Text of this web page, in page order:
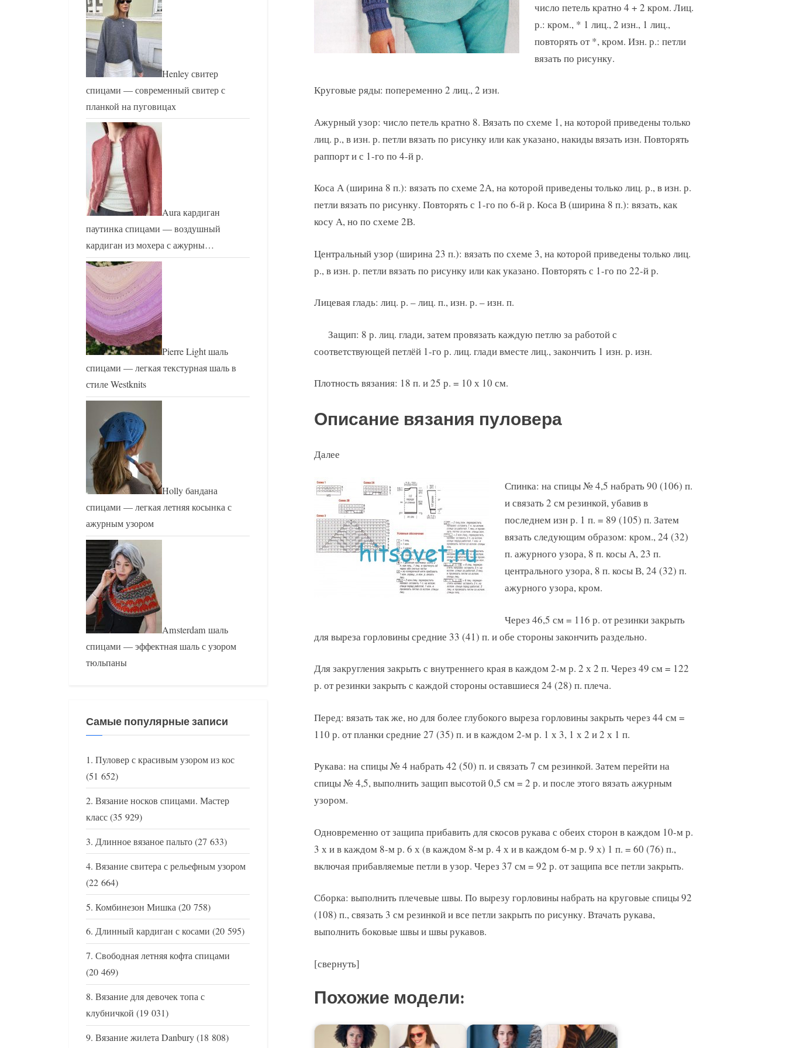
число петель кратно 4 + 2 кром. Лиц.
р.: кром., * 1 лиц., 2 изн., 1 лиц.,
повторять от *, кром. Изн. р.: петли
вязать по рисунку.
Круговые ряды: попеременно 2 лиц., 2 изн.
Ажурный узор: число петель кратно 8. Вязать по схеме 1, на которой приведены только
лиц. р., в изн. р. петли вязать по рисунку или как указано, накиды вязать изн. Повторять
раппорт и с 1-го по 4-й р.
Коса А (ширина 8 п.): вязать по схеме 2А, на которой приведены только лиц. р., в изн. р.
петли вязать по рисунку. Повторять с 1-го по 6-й р. Коса В (ширина 8 п.): вязать, как
косу А, но по схеме 2В.
Центральный узор (ширина 23 п.): вязать по схеме 3, на которой приведены только лиц.
р., в изн. р. петли вязать по рисунку или как указано. Повторять с 1-го по 22-й р.
Лицевая гладь: лиц. р. – лиц. п., изн. р. – изн. п.
Защип: 8 р. лиц. глади, затем провязать каждую петлю за работой с
соответствующей петлёй 1-го р. лиц. глади вместе лиц., закончить 1 изн. р. изн.
Плотность вязания: 18 п. и 25 р. = 10 х 10 см.
Описание вязания пуловера
Далее
Спинка: на спицы № 4,5 набрать 90 (106) п.
и связать 2 см резинкой, убавив в
последнем изн р. 1 п. = 89 (105) п. Затем
вязать следующим образом: кром., 24 (32)
п. ажурного узора, 8 п. косы А, 23 п.
центрального узора, 8 п. косы В, 24 (32) п.
ажурного узора, кром.
Через 46,5 см = 116 р. от резинки закрыть
для выреза горловины средние 33 (41) п. и обе стороны закончить раздельно.
Для закругления закрыть с внутреннего края в каждом 2-м р. 2 х 2 п. Через 49 см = 122
р. от резинки закрыть с каждой стороны оставшиеся 24 (28) п. плеча.
Перед: вязать так же, но для более глубокого выреза горловины закрыть через 44 см =
110 р. от планки средние 27 (35) п. и в каждом 2-м р. 1 х 3, 1 х 2 и 2 х 1 п.
Рукава: на спицы № 4 набрать 42 (50) п. и связать 7 см резинкой. Затем перейти на
спицы № 4,5, выполнить защип высотой 0,5 см = 2 р. и после этого вязать ажурным
узором.
Одновременно от защипа прибавить для скосов рукава с обеих сторон в каждом 10-м р.
3 х и в каждом 8-м р. 6 х (в каждом 8-м р. 4 х и в каждом 6-м р. 9 х) 1 п. = 60 (76) п.,
включая прибавляемые петли в узор. Через 37 см = 92 р. от защипа все петли закрыть.
Сборка: выполнить плечевые швы. По вырезу горловины набрать на круговые спицы 92
(108) п., связать 3 см резинкой и все петли закрыть по рисунку. Втачать рукава,
выполнить боковые швы и швы рукавов.
[свернуть]
Похожие модели:
Henley свитер
спицами — современный свитер с
планкой на пуговицах
Aura кардиган
паутинка спицами — воздушный
кардиган из мохера с ажурны…
Pierre Light шаль
спицами — легкая текстурная шаль в
стиле Westknits
Holly бандана
спицами — легкая летняя косынка с
ажурным узором
Amsterdam шаль
спицами — эффектная шаль с узором
тюльпаны
Самые популярные записи
Пуловер с красивым узором из кос
(51 652)
Вязание носков спицами. Мастер
класс(35 929)
Длинное вязаное пальто(27 633)
Вязание свитера с рельефным узором
(22 664)
Комбинезон Мишка(20 758)
Длинный кардиган с косами (20 595)
Свободная летняя кофта спицами
(20 469)
Вязание для девочек топа с
клубничкой (19 031)
Вязание жилета Danbury(18 808)